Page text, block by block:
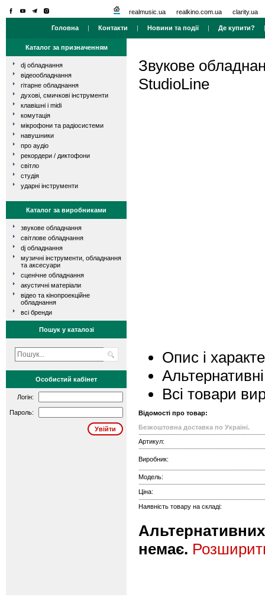
realmusic.ua realkino.com.ua clarity.ua
Головна | Контакти | Новини та події| Де купити?
Каталог за призначенням
dj обладнання
відеообладнання
гітарне обладнання
духові, смичкові інструменти
клавішні і midi
комутація
мікрофони та радіосистеми
навушники
про аудіо
рекордери / диктофони
світло
студія
ударні інструменти
Каталог за виробниками
звукове обладнання
світлове обладнання
dj обладнання
музичні інструменти, обладнання
та аксесуари
сценічне обладнання
акустичні матеріали
відео та кінопроекційне
обладнання
всі бренди
Пошук у каталозі
Особистий кабінет
Логін:
Пароль:
Звукове
StudioLine
Опис і
Всі товари
Відомості про товар:
Безкоштовна доставка по Україні.
Артикул:
Виробник:
Модель:
Ціна:
Наявність товару на складі:
Альтернативних
немає.